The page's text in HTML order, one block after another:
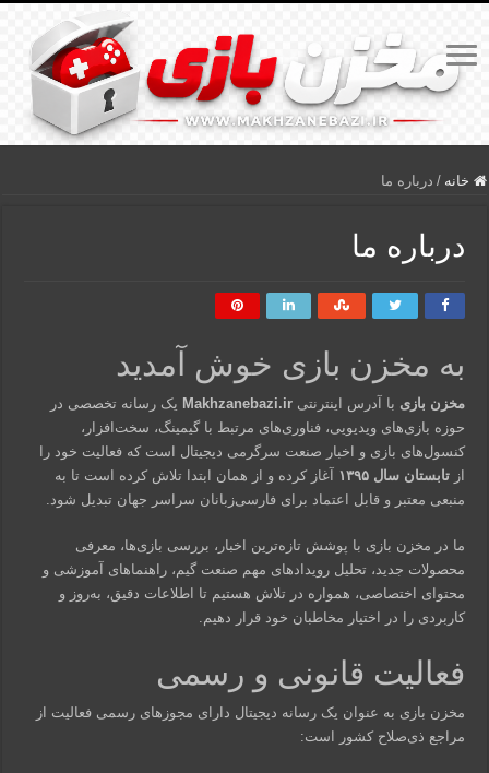
خانه / درباره ما
درباره ما
به مخزن بازی خوش آمدید
مخزن بازی با آدرس اینترنتیMakhzanebazi.ir یک رسانه تخصصی در
حوزه بازی‌های ویدیویی، فناوری‌های مرتبط با گیمینگ، سخت‌افزار،
کنسول‌های بازی و اخبار صنعت سرگرمی دیجیتال است که فعالیت خود را
ازتابستان سال ۱۳۹۵
آغاز کرده و از همان ابتدا تلاش کرده است تا به
منبعی معتبر و قابل اعتماد برای فارسی‌زبانان سراسر جهان تبدیل شود.
ما در مخزن بازی با پوشش تازه‌ترین اخبار، بررسی بازی‌ها، معرفی
محصولات جدید، تحلیل رویدادهای مهم صنعت گیم، راهنماهای آموزشی و
محتوای اختصاصی، همواره در تلاش هستیم تا اطلاعات دقیق، به‌روز و
کاربردی را در اختیار مخاطبان خود قرار دهیم.
فعالیت قانونی و رسمی
مخزن بازی به عنوان یک رسانه دیجیتال دارای مجوزهای رسمی فعالیت از
مراجع ذی‌صلاح کشور است: